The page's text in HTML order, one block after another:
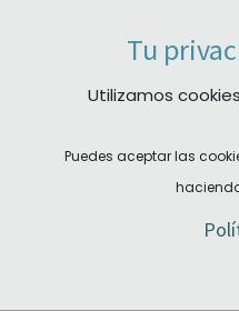
Tu
Utilizamos
Puedes aceptar las